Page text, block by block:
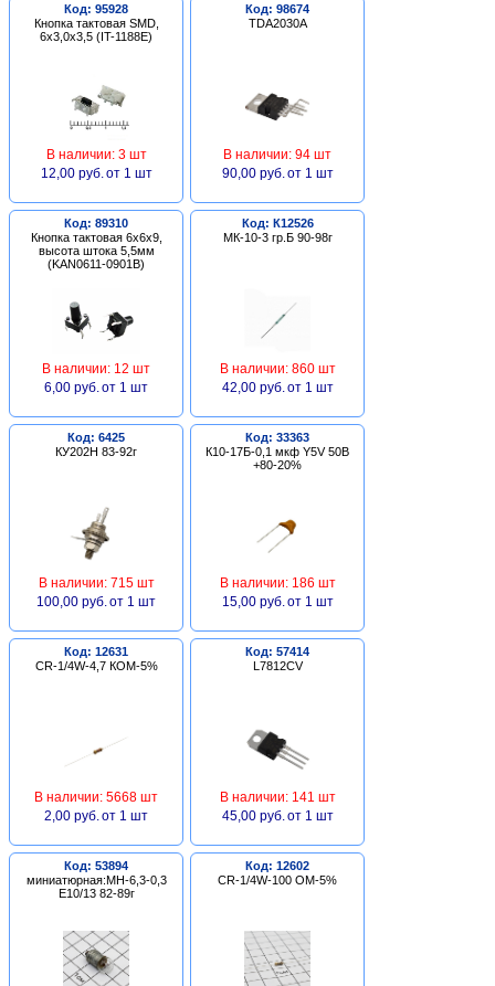
Код: 95928
Кнопка тактовая SMD,
6х3,0х3,5 (IT-1188E)
В наличии: 3 шт
12,00 руб. от 1 шт
Код: 98674
TDA2030A
В наличии: 94 шт
90,00 руб. от 1 шт
Код: 89310
Кнопка тактовая 6х6х9,
высота штока 5,5мм
(KAN0611-0901B)
В наличии: 12 шт
6,00 руб. от 1 шт
Код: К12526
МК-10-3 гр.Б 90-98г
В наличии: 860 шт
42,00 руб. от 1 шт
Код: 6425
КУ202Н 83-92г
В наличии: 715 шт
100,00 руб. от 1 шт
Код: 33363
К10-17Б-0,1 мкф Y5V 50В
+80-20%
В наличии: 186 шт
15,00 руб. от 1 шт
Код: 12631
CR-1/4W-4,7 КОМ-5%
В наличии: 5668 шт
2,00 руб. от 1 шт
Код: 57414
L7812CV
В наличии: 141 шт
45,00 руб. от 1 шт
Код: 53894
миниатюрная:МН-6,3-0,3
Е10/13 82-89г
Код: 12602
CR-1/4W-100 ОМ-5%